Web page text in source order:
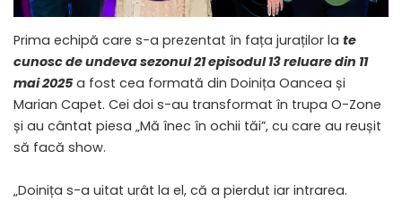
Prima echipă care s-a prezentat în fața juraților la te
cunosc de undeva sezonul 21 episodul 13 reluare din 11
mai 2025 a fost cea formată din Doinița Oancea și
Marian Capet. Cei doi s-au transformat în trupa O-Zone
și au cântat piesa „Mă înec în ochii tăi”, cu care au reușit
să facă show.
„Doinița s-a uitat urât la el, că a pierdut iar intrarea.